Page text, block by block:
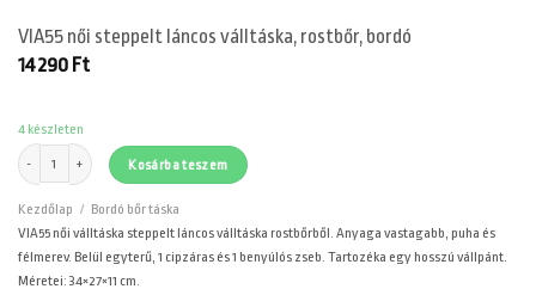
VIA55 női steppelt láncos válltáska, rostbőr, bordó
14290 Ft
4 készleten
VIA55 női steppelt láncos válltáska, rostbőr, bordó mennyiség
Kosárba teszem
Kezdőlap / Bordó bőr táska
VIA55 női válltáska steppelt láncos válltáska rostbőrből. Anyaga vastagabb, puha és
félmerev. Belül egyterű, 1 cipzáras és 1 benyúlós zseb. Tartozéka egy hosszú vállpánt.
Méretei: 34×27×11 cm.